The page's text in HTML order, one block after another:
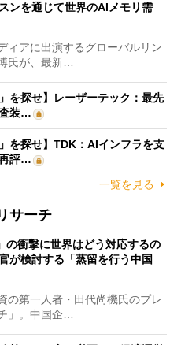
ンを通じて世界のAIメモリ需
アに出演するグローバルリン
氏が、最新…
を探せ】レーザーテック：最先
装…
を探せ】TDK：AIインフラを支
評…
一覧を見る
サーチ
の衝撃に世界はどう対応するの
検討する「蒸留を行う中国
第一人者・田代尚機氏のプレ
」。中国企…